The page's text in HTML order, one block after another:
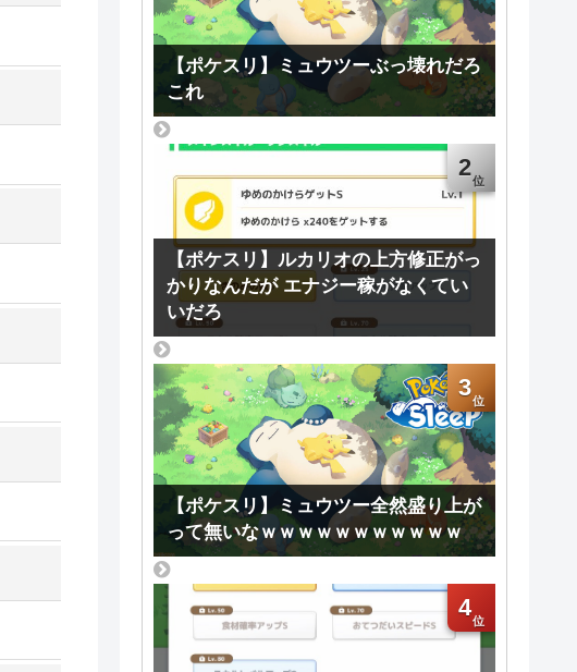
【ポケスリ】ミュウツーぶっ壊れだろ
これ
2
【ポケスリ】ルカリオの上方修正がっ
かりなんだが エナジー稼がなくてい
いだろ
3
【ポケスリ】ミュウツー全然盛り上が
って無いなｗｗｗｗｗｗｗｗｗｗｗ
4